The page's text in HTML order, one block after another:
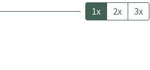
1x 2x 3x